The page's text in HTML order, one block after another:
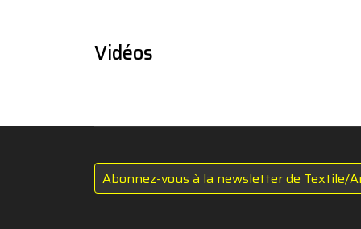
Vidéos
Abonnez-vous à la newsletter de Textile/